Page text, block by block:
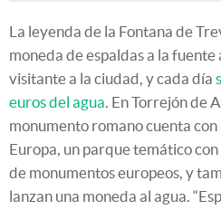
La leyenda de la Fontana de
moneda de espaldas a la
visitante a la ciudad, y cada día
euros del agua. En Torrejón de
monumento romano cuenta
Europa, un parque temático
de monumentos europeos, y
lanzan una moneda al agua.